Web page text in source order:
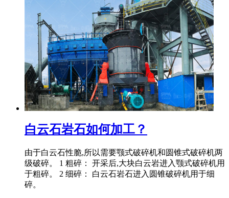
白云石岩石如何加工？
由于白云石性脆,所以需要颚式破碎机和圆锥式破碎机两
级破碎。 1 粗碎： 开采后,大块白云岩进入颚式破碎机用
于粗碎。 2 细碎： 白云石岩石进入圆锥破碎机用于细
碎。